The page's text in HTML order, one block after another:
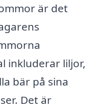
är det
inkluderar liljor,
bär på sina
Det är